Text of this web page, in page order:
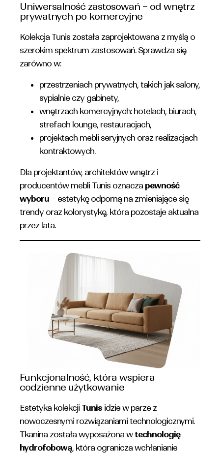
Uniwersalność zastosowań – od wnętrz
prywatnych po komercyjne
Kolekcja Tunis została zaprojektowana z myślą o
szerokim spektrum zastosowań. Sprawdza się
zarówno w:
przestrzeniach prywatnych, takich jak salony,
sypialnie czy gabinety,
wnętrzach komercyjnych: hotelach, biurach,
strefach lounge, restauracjach,
projektach mebli seryjnych oraz realizacjach
kontraktowych.
Dla projektantów, architektów wnętrz i
producentów mebli Tunis oznacza pewność
wyboru – estetykę odporną na zmieniające się
trendy oraz kolorystykę, która pozostaje aktualna
przez lata.
Funkcjonalność, która wspiera
codzienne użytkowanie
Estetyka kolekcji Tunis idzie w parze z
nowoczesnymi rozwiązaniami technologicznymi.
Tkanina została wyposażona w technologię
hydrofobową, która ogranicza wchłanianie